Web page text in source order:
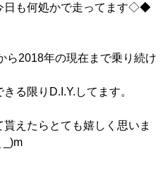
日も何処かで走ってます◇◆
ら2018年の現在まで乗り続け
る限りD.I.Y.してます。
えたらとても嬉しく思いま
_)m